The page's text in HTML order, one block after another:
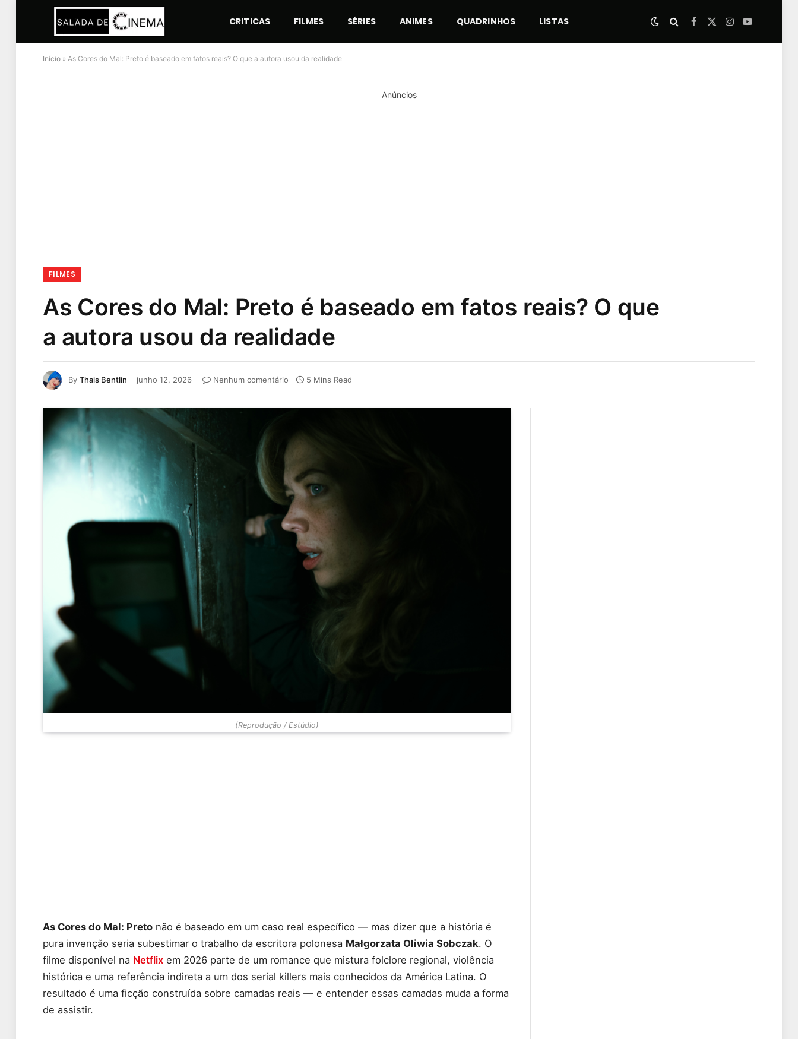
CRITICAS FILMES SÉRIES ANIMES QUADRINHOS LISTAS Facebook
X
Instagram
YouTube
Início » As Cores do Mal: Preto é baseado em fatos reais? O que a autora usou da realidade
Anúncios
FILMES
As Cores do Mal: Preto é baseado em fatos reais? O que
a autora usou da realidade
By Thais Bentlin junho 12, 2026 Nenhum comentário 5 Mins Read
(Reprodução / Estúdio)
As Cores do Mal: Preto não é baseado em um caso real específico — mas dizer que a história é
pura invenção seria subestimar o trabalho da escritora polonesa Małgorzata Oliwia Sobczak. O
filme disponível na Netflix em 2026 parte de um romance que mistura folclore regional, violência
histórica e uma referência indireta a um dos serial killers mais conhecidos da América Latina. O
resultado é uma ficção construída sobre camadas reais — e entender essas camadas muda a forma
de assistir.